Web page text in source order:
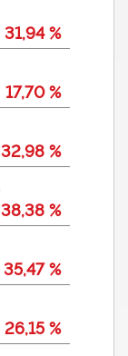
31,94 %
17,70 %
32,98 %
38,38 %
35,47 %
26,15 %